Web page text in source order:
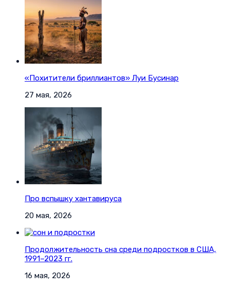
«Похитители бриллиантов» Луи Бусинар
27 мая, 2026
Про вспышку хантавируса
20 мая, 2026
Продолжительность сна среди подростков в США,
1991–2023 гг.
16 мая, 2026